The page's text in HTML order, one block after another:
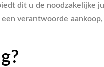
dit u de noodzakelijke
verantwoorde